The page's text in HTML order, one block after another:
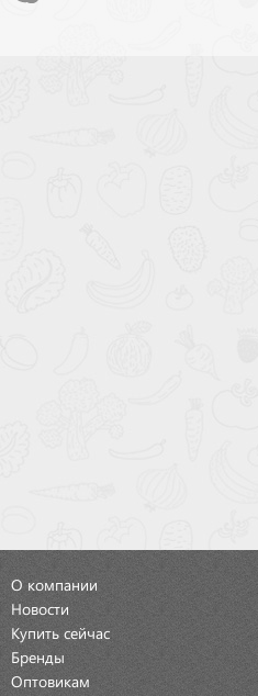
О компании
Новости
Купить сейчас
Бренды
Оптовикам